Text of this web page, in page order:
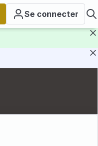
Se connecter